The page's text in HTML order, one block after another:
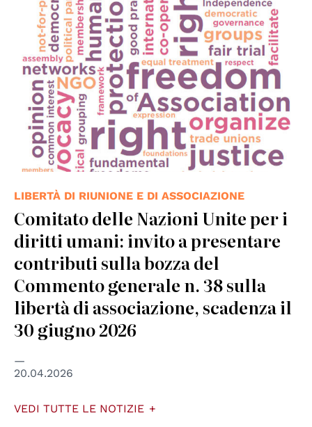
© OSCE/ODHIR
LIBERTÀ DI RIUNIONE E DI ASSOCIAZIONE
Comitato delle Nazioni Unite per i
diritti umani: invito a presentare
contributi sulla bozza del
Commento generale n. 38 sulla
libertà di associazione, scadenza il
30 giugno 2026
20.04.2026
VEDI TUTTE LE NOTIZIE